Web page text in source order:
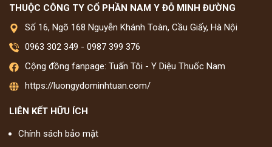
THUỘC CÔNG TY CỔ PHẦN NAM Y ĐỖ MINH ĐƯỜNG
Số 16, Ngõ 168 Nguyễn Khánh Toàn, Cầu Giấy, Hà Nội
0963 302 349 - 0987 399 376
Cộng đồng fanpage: Tuấn Tôi - Y Diệu Thuốc Nam
https://luongydominhtuan.com/
LIÊN KẾT HỮU ÍCH
Chính sách bảo mật